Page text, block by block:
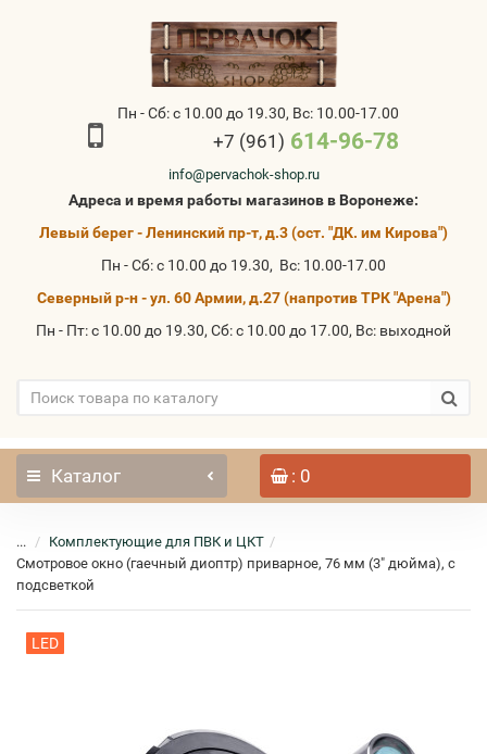
Пн - Сб: с 10.00 до 19.30, Вс: 10.00-17.00
+7 (961) 614-96-78
info@pervachok-shop.ru
Адреса и время работы магазинов в Воронеже:
Левый берег - Ленинский пр-т, д.3 (ост. "ДК. им Кирова")
Пн - Сб: с 10.00 до 19.30, Вс: 10.00-17.00
Северный р-н - ул. 60 Армии, д.27 (напротив ТРК "Арена")
Пн - Пт: с 10.00 до 19.30, Сб: с 10.00 до 17.00, Вс: выходной
Каталог : 0
...
Комплектующие для ПВК и ЦКТ
Смотровое окно (гаечный диоптр) приварное, 76 мм (3" дюйма), с
подсветкой
LED